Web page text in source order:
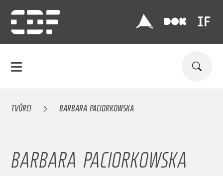
TVŮRCI BARBARA PACIORKOWSKA
BARBARA PACIORKOWSKA